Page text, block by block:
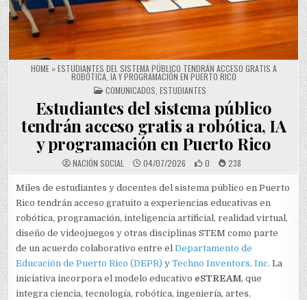
HOME»ESTUDIANTES DEL SISTEMA PÚBLICO TENDRÁN ACCESO GRATIS A
ROBÓTICA, IA Y PROGRAMACIÓN EN PUERTO RICO
POSTED IN
COMUNICADOS ESTUDIANTES
Estudiantes del sistema público
tendrán acceso gratis a robótica, IA
y programación en Puerto Rico
NACIÓN SOCIAL 04/07/2026 0 238
Miles de estudiantes y docentes del sistema público en Puerto
Rico tendrán acceso gratuito a experiencias educativas en
robótica, programación, inteligencia artificial, realidad virtual,
diseño de videojuegos y otras disciplinas STEM como parte
de un acuerdo colaborativo entre elDepartamento de
Educación de Puerto Rico (DEPR) yTechno Inventors, Inc.La
iniciativa incorpora el modelo educativo eSTREAM, que
integra ciencia, tecnología, robótica, ingeniería, artes,